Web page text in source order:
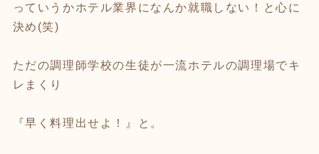
っていうかホテル業界になんか就職しない！と心に
決め(笑)
ただの調理師学校の生徒が一流ホテルの調理場でキ
レまくり
『早く料理出せよ！』と。